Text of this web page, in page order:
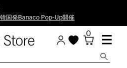
韓国発Banaco Pop-Up開催
0